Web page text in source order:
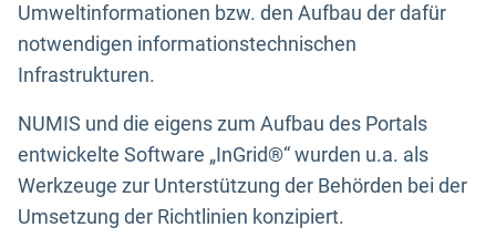
Umweltinformationen bzw. den Aufbau der dafür
notwendigen informationstechnischen
Infrastrukturen.
NUMIS und die eigens zum Aufbau des Portals
entwickelte Software „InGrid®“ wurden u.a. als
Werkzeuge zur Unterstützung der Behörden bei der
Umsetzung der Richtlinien konzipiert.